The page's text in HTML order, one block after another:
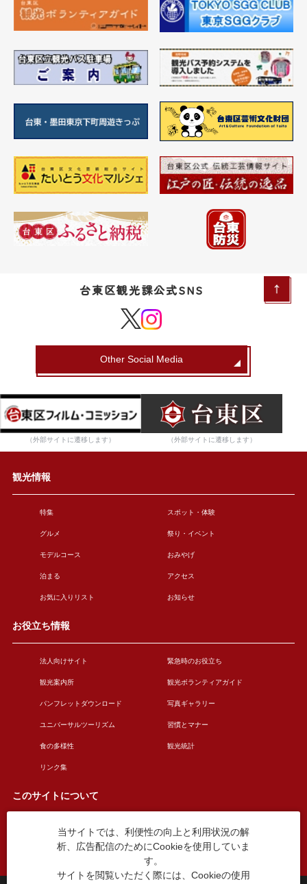
台東区観光課公式SNS
Other Social Media
（外部サイトに遷移します） （外部サイトに遷移します）
観光情報
特集 スポット・体験
グルメ 祭り・イベント
モデルコース おみやげ
泊まる アクセス
お気に入りリスト お知らせ
お役立ち情報
法人向けサイト 緊急時のお役立ち
観光案内所 観光ボランティアガイド
パンフレットダウンロード 写真ギャラリー
ユニバーサルツーリズム 習慣とマナー
食の多様性 観光統計
リンク集
このサイトについて
このサイトについて 広告掲載について
お問い合わせ
当サイトでは、利便性の向上と利用状況の解
析、広告配信のためにCookieを使用していま
す。
サイトを閲覧いただく際には、Cookieの使用